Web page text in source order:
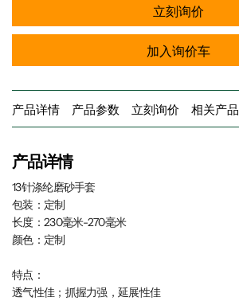
立刻询价
加入询价车
产品详情 产品参数 立刻询价 相关产品
产品详情
13针涤纶磨砂手套
包装：定制
长度：230毫米-270毫米
颜色：定制
特点：
透气性佳；抓握力强，延展性佳